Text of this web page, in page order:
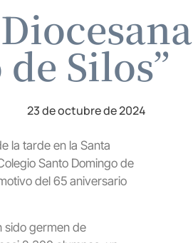
Silos”
23 de octubre de 2024
la tarde en la Santa
Santo Domingo de
del 65 aniversario
sido germen de